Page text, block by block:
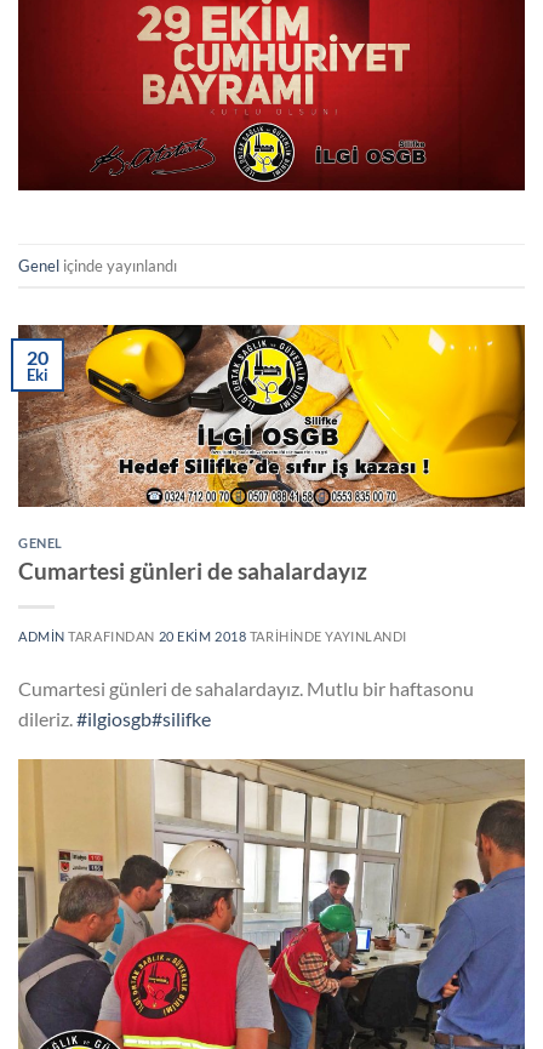
Genel içinde yayınlandı
20
Eki
GENEL
Cumartesi günleri de sahalardayız
ADMIN TARAFINDAN 20 EKIM 2018 TARIHINDE YAYINLANDI
Cumartesi günleri de sahalardayız. Mutlu bir haftasonu
dileriz. #ilgiosgb#silifke